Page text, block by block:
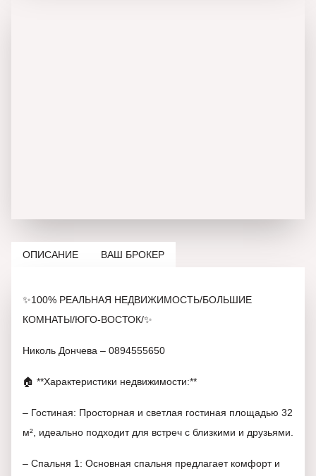
ОПИСАНИЕ ВАШ БРОКЕР
✨100% РЕАЛЬНАЯ НЕДВИЖИМОСТЬ/БОЛЬШИЕ
КОМНАТЫ/ЮГО-ВОСТОК/✨
Николь Дончева – 0894555650
🏠 **Характеристики недвижимости:**
– Гостиная: Просторная и светлая гостиная площадью 32
м², идеально подходит для встреч с близкими и друзьями.
– Спальня 1: Основная спальня предлагает комфорт и